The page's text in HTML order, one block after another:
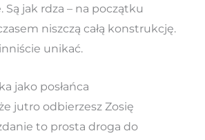
Są jak rdza – na początku
niszczą całą konstrukcję.
unikać.
jako posłańca
jutro odbierzesz Zosię
to prosta droga do